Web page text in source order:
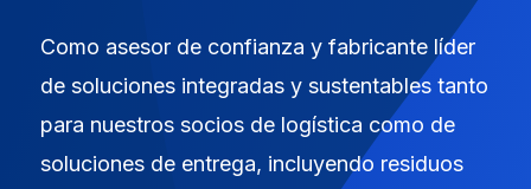
Como asesor de confianza y fabricante líder
de soluciones integradas y sustentables tanto
para nuestros socios de logística como de
soluciones de entrega, incluyendo residuos